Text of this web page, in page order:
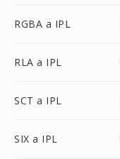
RGBA a IPL
RLA a IPL
SCT a IPL
SIX a IPL